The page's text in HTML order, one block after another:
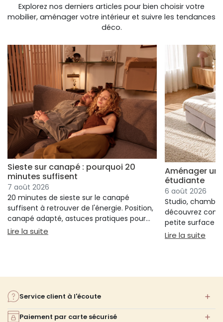
Explorez nos derniers articles pour bien choisir votre
mobilier, aménager votre intérieur et suivre les tendances
déco.
Sieste sur canapé : pourquoi 20
minutes suffisent
7 août 2026
20 minutes de sieste sur le canapé
suffisent à retrouver de l'énergie. Position,
canapé adapté, astuces pratiques pour
bien s'installer.
Lire la suite : Sieste sur canapé : pourquoi 20 minutes
Aménager un
étudiante
6 août 2026
Studio,
découvrez
petite surface à
confort ni
Lire la suite
Service client à l'écoute
Paiement par carte sécurisé